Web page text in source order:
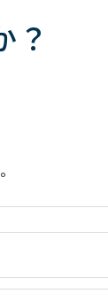
？